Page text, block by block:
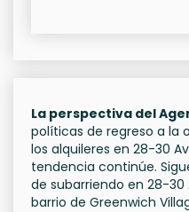
La perspectiva del
políticas de regreso a la
los alquileres en 28-30
tendencia continúe.
de subarriendo en 28-
barrio de Greenwich